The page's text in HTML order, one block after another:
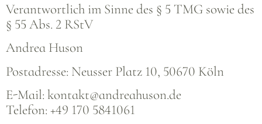
Verantwortlich im Sinne des § 5 TMG sowie des
§ 55 Abs. 2 RStV
Andrea Huson
Postadresse: Neusser Platz 10, 50670 Köln
E-Mail: kontakt@andreahuson.de
Telefon: +49 170 5841061